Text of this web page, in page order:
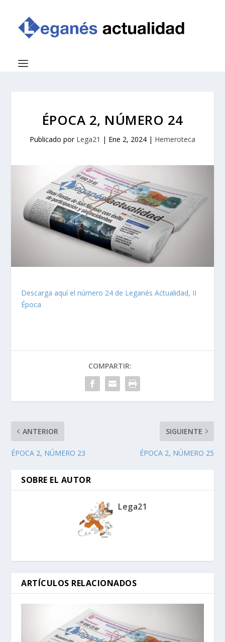
ÉPOCA 2, NÚMERO 24
Publicado por Lega21 | Ene 2, 2024 | Hemeroteca
Descarga aquí el número 24 de Leganés Actualidad, II
Época
COMPARTIR:
ANTERIOR
ÉPOCA 2, NÚMERO 23
SIGUIENTE
ÉPOCA 2, NÚMERO 25
SOBRE EL AUTOR
Lega21
ARTÍCULOS RELACIONADOS